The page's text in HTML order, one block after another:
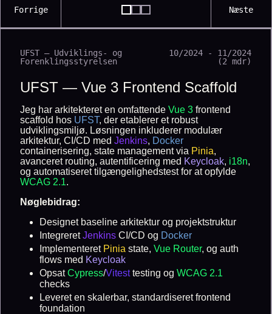
Forrige Næste
UFST — Udviklings- og
Forenklingsstyrelsen
10/2024 - 11/2024
(2 mdr)
UFST — Vue 3 Frontend Scaffold
Jeg har arkitekteret en omfattende Vue 3 frontend
scaffold hos UFST, der etablerer et robust
udviklingsmiljø. Løsningen inkluderer modulær
arkitektur, CI/CD med Jenkins, Docker
containerisering, state management via Pinia,
avanceret routing, autentificering med Keycloak, i18n,
og automatiseret tilgængelighedstest for at opfylde
WCAG 2.1.
Nøglebidrag:
Designet baseline arkitektur og projektstruktur
IntegreretJenkins CI/CD og Docker
Implementeret Pinia state, Vue Router, og auth
flows med Keycloak
OpsatCypress/Vitesttesting og WCAG 2.1
checks
Leveret en skalerbar, standardiseret frontend
foundation